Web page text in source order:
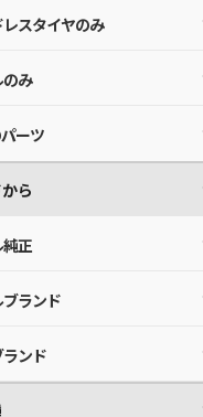
スタイヤのみ
み
ーツ
ら
正
ランド
ンド